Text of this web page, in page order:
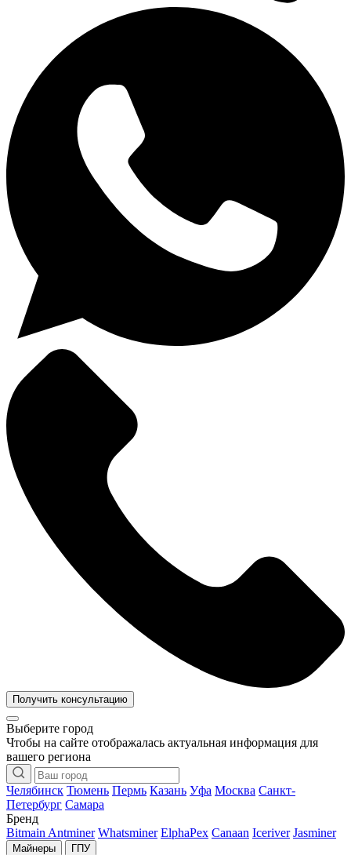
Получить консультацию
Выберите город
Чтобы на сайте отображалась актуальная информация для
вашего региона
Челябинск Тюмень Пермь Казань Уфа Москва Санкт-
Петербург Самара
Бренд
Bitmain Antminer Whatsminer ElphaPex Canaan Iceriver Jasminer
Майнеры ГПУ